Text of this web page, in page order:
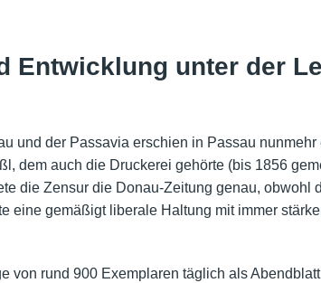
Entwicklung unter der
und der Passavia erschien in Passau
dem auch die Druckerei gehörte (bis 1856
die Zensur die Donau-Zeitung genau, obwohl
eine gemäßigt liberale Haltung mit immer
von rund 900 Exemplaren täglich als